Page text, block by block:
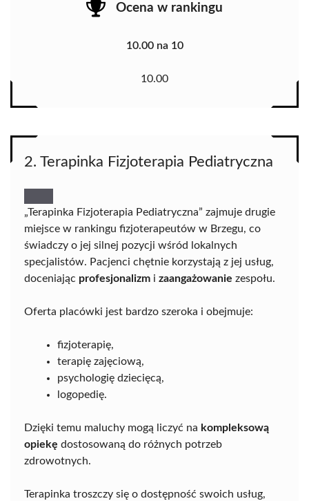
Ocena w rankingu
10.00 na 10
10.00
2. Terapinka Fizjoterapia Pediatryczna
„Terapinka Fizjoterapia Pediatryczna” zajmuje drugie
miejsce w rankingu fizjoterapeutów w Brzegu, co
świadczy o jej silnej pozycji wśród lokalnych
specjalistów. Pacjenci chętnie korzystają z jej usług,
doceniając profesjonalizm i zaangażowanie zespołu.
Oferta placówki jest bardzo szeroka i obejmuje:
fizjoterapię,
terapię zajęciową,
psychologię dziecięcą,
logopedię.
Dzięki temu maluchy mogą liczyć na kompleksową
opiekę dostosowaną do różnych potrzeb
zdrowotnych.
Terapinka troszczy się o dostępność swoich usług,